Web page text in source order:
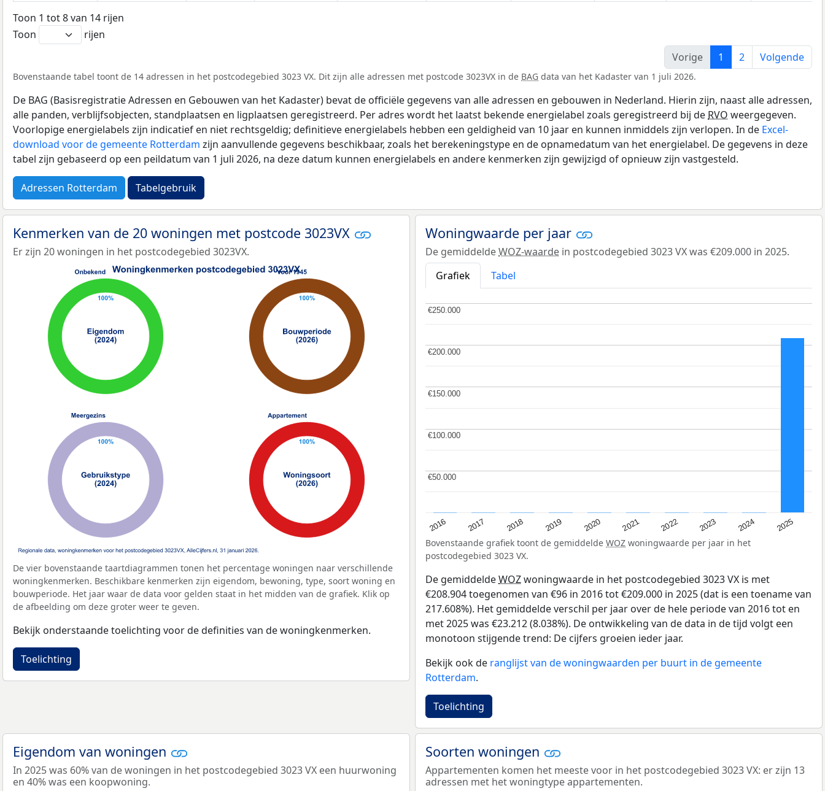
Toon 1 tot 8 van 14 rijen
Toon
rijen
Vorige
1 2 Volgende
Bovenstaande tabel toont de 14 adressen in het postcodegebied 3023 VX. Dit zijn alle adressen met postcode 3023VX in de BAG data van het Kadaster van 1 juli 2026.
De BAG (Basisregistratie Adressen en Gebouwen van het Kadaster) bevat de officiële gegevens van alle adressen en gebouwen in Nederland. Hierin zijn, naast alle adressen,
alle panden, verblijfsobjecten, standplaatsen en ligplaatsen geregistreerd. Per adres wordt het laatst bekende energielabel zoals geregistreerd bij de RVO weergegeven.
Voorlopige energielabels zijn indicatief en niet rechtsgeldig; definitieve energielabels hebben een geldigheid van 10 jaar en kunnen inmiddels zijn verlopen. In de Excel-
download voor de gemeente Rotterdam zijn aanvullende gegevens beschikbaar, zoals het berekeningstype en de opnamedatum van het energielabel. De gegevens in deze
tabel zijn gebaseerd op een peildatum van 1 juli 2026, na deze datum kunnen energielabels en andere kenmerken zijn gewijzigd of opnieuw zijn vastgesteld.
Adressen Rotterdam Tabelgebruik
Kenmerken van de 20 woningen met postcode 3023VX
Er zijn 20 woningen in het postcodegebied 3023VX.
De vier bovenstaande taartdiagrammen tonen het percentage woningen naar verschillende
woningkenmerken. Beschikbare kenmerken zijn eigendom, bewoning, type, soort woning en
bouwperiode. Het jaar waar de data voor gelden staat in het midden van de grafiek. Klik op
de afbeelding om deze groter weer te geven.
Bekijk onderstaande toelichting voor de definities van de woningkenmerken.
Toelichting
Woningwaarde per jaar
De gemiddeldeWOZ-waarde in postcodegebied 3023 VX was €209.000 in 2025.
Grafiek
Tabel
2016 2017 2018 2019 2020 2021 2022 2023 2024 2025
€50.000
€50.000
€100.000
€100.000
€150.000
€150.000
€200.000
€200.000
€250.000
€250.000
Bovenstaande grafiek toont de gemiddelde WOZ woningwaarde per jaar in het
postcodegebied 3023 VX.
De gemiddeldeWOZwoningwaarde in het postcodegebied 3023 VX is met
€208.904 toegenomen van €96 in 2016 tot €209.000 in 2025 (dat is een toename van
217.608%). Het gemiddelde verschil per jaar over de hele periode van 2016 tot en
met 2025 was €23.212 (8.038%). De ontwikkeling van de data in de tijd volgt een
monotoon stijgende trend: De cijfers groeien ieder jaar.
Bekijk ook de ranglijst van de woningwaarden per buurt in de gemeente
Rotterdam.
Toelichting
Eigendom van woningen
In 2025 was 60% van de woningen in het postcodegebied 3023 VX een huurwoning
en 40% was een koopwoning.
Soorten woningen
Appartementen komen het meeste voor in het postcodegebied 3023 VX: er zijn 13
adressen met het woningtype appartementen.